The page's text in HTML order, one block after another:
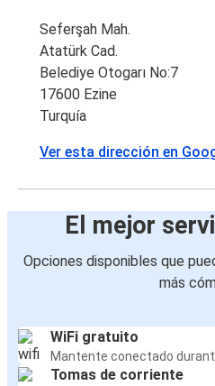
Seferşah Mah.
Atatürk Cad.
Belediye Otogarı No:7
17600 Ezine
Turquía
Ver esta dirección en
El mejor
Opciones disponibles que
más
WiFi gratuito
Mantente conectado
Tomas de corriente